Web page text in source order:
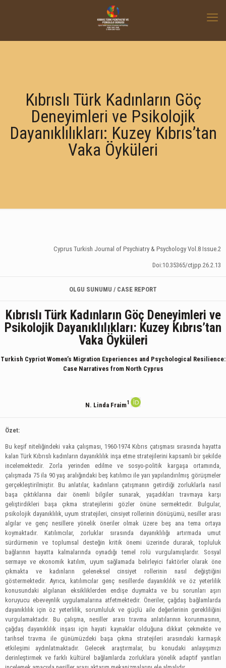
Kıbrıslı Türk Kadınların Göç
Deneyimleri ve Psikolojik
Dayanıklılıkları: Kuzey Kıbrıs’tan
Vaka Öyküleri
Cyprus Turkish Journal of Psychiatry & Psychology Vol.8 Issue.2
Doi:10.35365/ctjpp.26.2.13
OLGU SUNUMU / CASE REPORT
Kıbrıslı Türk Kadınların Göç Deneyimleri ve
Psikolojik Dayanıklılıkları: Kuzey Kıbrıs’tan
Vaka Öyküleri
Turkish Cypriot Women’s Migration Experiences and Psychological Resilience:
Case Narratives from North Cyprus
N. Linda Fraim1
Özet:
Bu keşif niteliğindeki vaka çalışması, 1960-1974 Kıbrıs çatışması sırasında hayatta
kalan Türk Kıbrıslı kadınların dayanıklılık inşa etme stratejilerini kapsamlı bir şekilde
incelemektedir. Zorla yerinden edilme ve sosyo-politik kargaşa ortamında,
çalışmada 75 ila 90 yaş aralığındaki beş katılımcı ile yarı yapılandırılmış görüşmeler
gerçekleştirilmiştir. Bu anlatılar, kadınların çatışmanın getirdiği zorluklarla nasıl
başa çıktıklarına dair önemli bilgiler sunarak, yaşadıkları travmaya karşı
geliştirdikleri başa çıkma stratejilerini gözler önüne sermektedir. Bulgular,
psikolojik dayanıklılık, uyum stratejileri, cinsiyet rollerinin dönüşümü, nesiller arası
algılar ve genç nesillere yönelik öneriler olmak üzere beş ana tema ortaya
koymaktadır. Katılımcılar, zorluklar sırasında dayanıklılığı artırmada umut
sürdürmenin ve toplumsal desteğin kritik önemi üzerinde durarak, topluluk
bağlarının hayatta kalmalarında oynadığı temel rolü vurgulamışlardır. Sosyal
sermaye ve ekonomik katılım, uyum sağlamada belirleyici faktörler olarak öne
çıkmakta ve kadınların geleneksel cinsiyet rollerinin nasıl değiştiğini
göstermektedir. Ayrıca, katılımcılar genç nesillerde dayanıklılık ve öz yeterlilik
konusundaki algılanan eksikliklerden endişe duymakta ve bu sorunları aşırı
koruyucu ebeveynlik uygulamalarına atfetmektedir. Öneriler, çağdaş bağlamlarda
dayanıklılık için öz yeterlilik, sorumluluk ve güçlü aile değerlerinin gerekliliğini
vurgulamaktadır. Bu çalışma, nesiller arası travma anlatılarının korunmasının,
çağdaş dayanıklılık inşası için hayati kaynaklar olduğuna dikkat çekmekte ve
tarihsel travma ile günümüzdeki başa çıkma stratejileri arasındaki karmaşık
etkileşimi aydınlatmaktadır. Gelecek araştırmalar, bu konudaki anlayışımızı
derinleştirmek ve farklı kültürel bağlamlarda zorluklara yönelik adaptif yanıtları